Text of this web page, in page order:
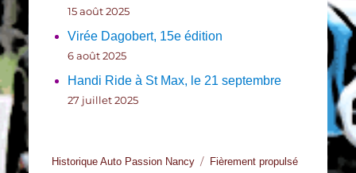
15 août 2025
Virée Dagobert, 15e édition
6 août 2025
Handi Ride à St Max, le 21 septembre
27 juillet 2025
Historique Auto Passion Nancy
Fièrement propulsé